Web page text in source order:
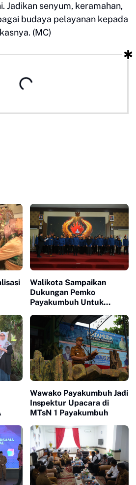
Jadikan senyum, keramahan,
budaya pelayanan kepada
(MC)
Walikota Sampaikan
Dukungan Pemko
Payakumbuh Untuk
Payakumbuh periode
2026-2030
Wawako Payakumbuh Jadi
Inspektur Upacara di
MTsN 1 Payakumbuh